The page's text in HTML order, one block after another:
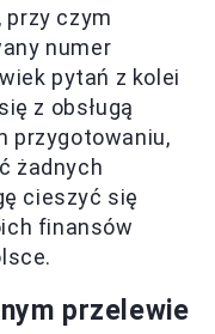
przy czym
numer
pytań z kolei
z obsługą
przygotowaniu,
żadnych
cieszyć się
finansów
przelewie